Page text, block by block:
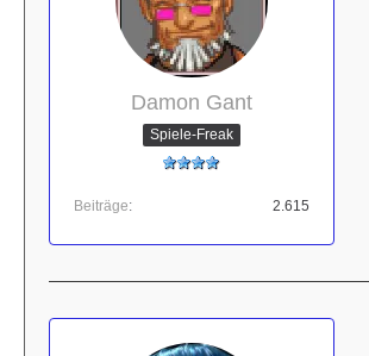
Damon Gant
Spiele-Freak
Beiträge 2.615